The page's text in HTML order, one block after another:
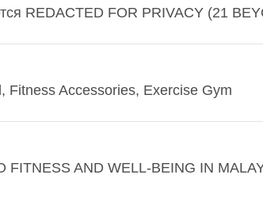
REDACTED FOR PRIVACY (21
Fitness Accessories, Exercise Gym
FITNESS AND WELL-BEING IN